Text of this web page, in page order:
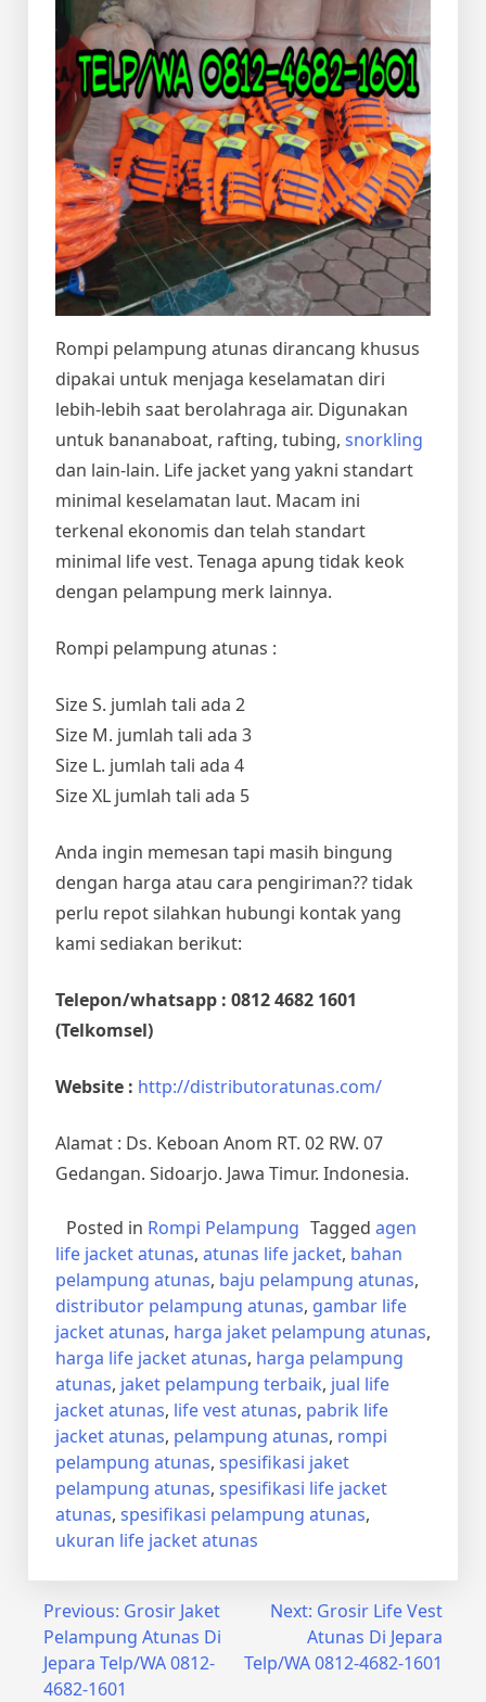
Rompi pelampung atunas dirancang khusus
dipakai untuk menjaga keselamatan diri
lebih-lebih saat berolahraga air. Digunakan
untuk bananaboat, rafting, tubing, snorkling
dan lain-lain. Life jacket yang yakni standart
minimal keselamatan laut. Macam ini
terkenal ekonomis dan telah standart
minimal life vest. Tenaga apung tidak keok
dengan pelampung merk lainnya.
Rompi pelampung atunas :
Size S. jumlah tali ada 2
Size M. jumlah tali ada 3
Size L. jumlah tali ada 4
Size XL jumlah tali ada 5
Anda ingin memesan tapi masih bingung
dengan harga atau cara pengiriman?? tidak
perlu repot silahkan hubungi kontak yang
kami sediakan berikut:
Telepon/whatsapp : 0812 4682 1601
(Telkomsel)
Website : http://distributoratunas.com/
Alamat : Ds. Keboan Anom RT. 02 RW. 07
Gedangan. Sidoarjo. Jawa Timur. Indonesia.
Posted in Rompi Pelampung Tagged agen
life jacket atunas, atunas life jacket, bahan
pelampung atunas, baju pelampung atunas,
distributor pelampung atunas, gambar life
jacket atunas, harga jaket pelampung atunas,
harga life jacket atunas, harga pelampung
atunas, jaket pelampung terbaik, jual life
jacket atunas, life vest atunas, pabrik life
jacket atunas, pelampung atunas, rompi
pelampung atunas, spesifikasi jaket
pelampung atunas, spesifikasi life jacket
atunas, spesifikasi pelampung atunas,
ukuran life jacket atunas
Post
navigation
Previous: Grosir Jaket
Pelampung Atunas Di
Jepara Telp/WA 0812-
4682-1601
Next: Grosir Life Vest
Atunas Di Jepara
Telp/WA 0812-4682-1601